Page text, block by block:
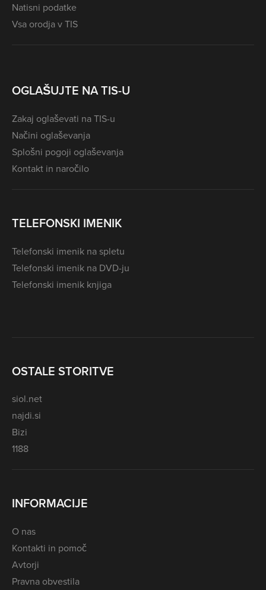
Natisni podatke
Vsa orodja v TIS
OGLAŠUJTE NA TIS-U
Zakaj oglaševati na TIS-u
Načini oglaševanja
Splošni pogoji oglaševanja
Kontakt in naročilo
TELEFONSKI IMENIK
Telefonski imenik na spletu
Telefonski imenik na DVD-ju
Telefonski imenik knjiga
OSTALE STORITVE
siol.net
najdi.si
Bizi
1188
INFORMACIJE
O nas
Kontakti in pomoč
Avtorji
Pravna obvestila